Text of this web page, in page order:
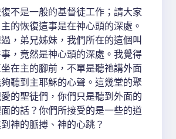
不是一般的基督徒工作；請大家
的恢復這事是在神心頭的深處。
，弟兄姊妹，我們所在的這個叫
，竟然是神心頭的深處。我覺得
在主的腳前，不單是聽祂講外面
聽到主耶穌的心聲。這幾堂的聚
的聖徒們，你們只是聽到外面的
的話？你們所接受的是一些的道
神的脈搏、神的心跳？